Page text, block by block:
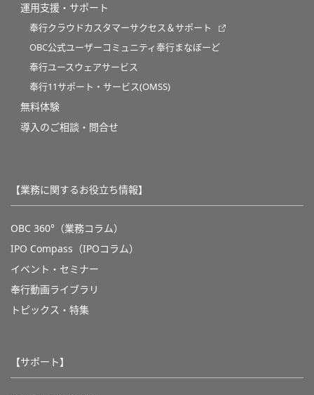
運用支援・サポート
奉行クラウドカスタマーサクセス＆サポート
OBC公式ユーザーコミュニティ奉行まなぼーど
奉行ユースウェアサービス
奉行11サポート・サービス(OMSS)
無料体験
導入のご相談・問合せ
【業務に関するお役立ち情報】
OBC 360°（業務コラム）
IPO Compass（IPOコラム）
イベント・セミナー
奉行動画ライブラリ
トピックス・特集
【サポート】